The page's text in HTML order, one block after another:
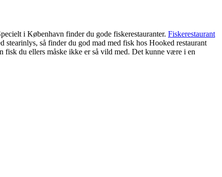
i København finder du gode fiskerestauranter. Fiskerestaurant
så finder du god mad med fisk hos Hooked restaurant
fisk du ellers måske ikke er så vild med. Det kunne være i en